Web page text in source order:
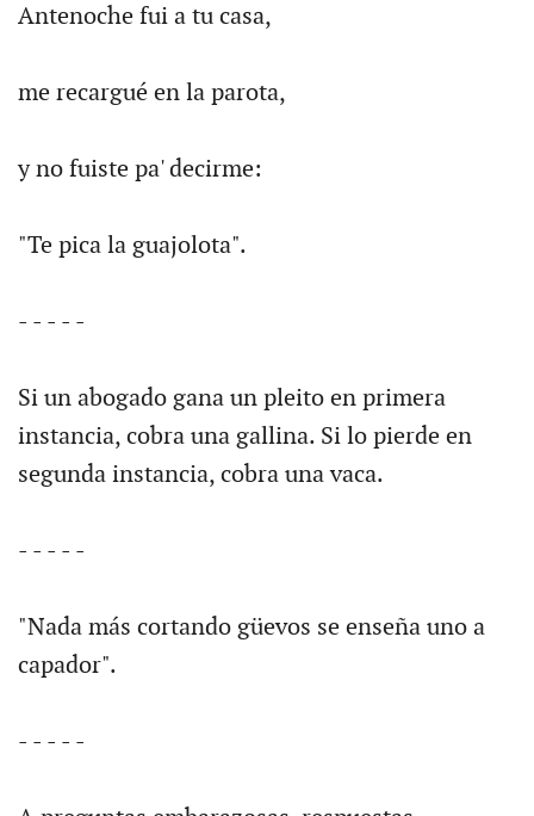
Antenoche fui a tu casa,
me recargué en la parota,
y no fuiste pa' decirme:
"Te pica la guajolota".
- - - - -
Si un abogado gana un pleito en primera
instancia, cobra una gallina. Si lo pierde en
segunda instancia, cobra una vaca.
- - - - -
"Nada más cortando güevos se enseña uno a
capador".
- - - - -